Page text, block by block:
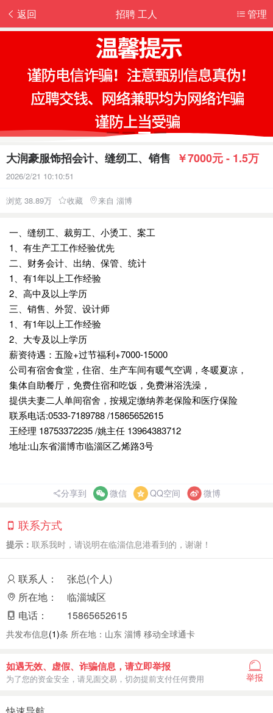
返回 管理
招聘 工人
大润豪服饰招会计、缝纫工、销售 ￥7000元 - 1.5万
2026/2/21 10:10:51
浏览 38.89万 收藏 来自 淄博
一、缝纫工、裁剪工、小烫工、案工
1、有生产工工作经验优先
二、财务会计、出纳、保管、统计
1、有1年以上工作经验
2、高中及以上学历
三、销售、外贸、设计师
1、有1年以上工作经验
2、大专及以上学历
薪资待遇：五险+过节福利+7000-15000
公司有宿舍食堂，住宿、生产车间有暖气空调，冬暖夏凉，
集体自助餐厅，免费住宿和吃饭，免费淋浴洗澡，
提供夫妻二人单间宿舍，按规定缴纳养老保险和医疗保险
联系电话:0533-7189788 /15865652615
王经理 18753372235 /姚主任 13964383712
地址:山东省淄博市临淄区乙烯路3号
分享到 微信 QQ空间 微博
联系方式
提示： 联系我时，请说明在临淄信息港看到的，谢谢！
联系人：
张总(个人)
所在地：
临淄城区
电话：
15865652615
共发布信息(1)条 所在地：山东 淄博 移动全球通卡
如遇无效、虚假、诈骗信息，请立即举报
为了您的资金安全，请见面交易，切勿提前支付任何费用 举报